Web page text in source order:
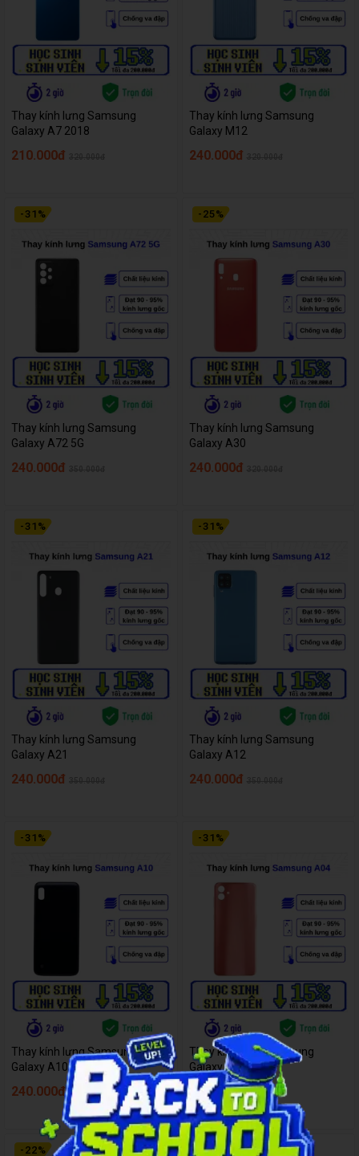
Thay kính lưng Samsung
Galaxy A7 2018
210.000đ
Thay kính lưng Samsung
Galaxy M12
240.000đ
- 31 %
Thay kính lưng Samsung
Galaxy A72 5G
240.000đ
- 25%
Thay kính lưng Samsung
Galaxy A30
240.000đ
- 31 %
Thay kính lưng Samsung
Galaxy A21
240.000đ
- 31 %
Thay kính lưng Samsung
Galaxy A12
240.000đ
- 31 %
Thay kính lưng Samsung
Galaxy A10
240.000đ 350.000đ
- 31 %
Thay kính lưng Samsung
Galaxy A04
240.000đ 350.000đ
- 22% 22%